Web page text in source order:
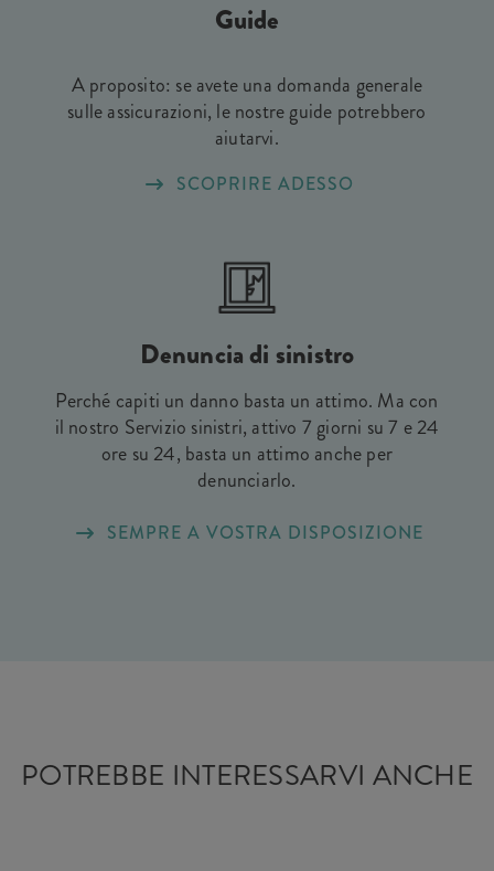
Guide
A proposito: se avete una domanda generale
sulle assicurazioni, le nostre guide potrebbero
aiutarvi.
SCOPRIRE ADESSO
Denuncia di sinistro
Perché capiti un danno basta un attimo. Ma con
il nostro Servizio sinistri, attivo 7 giorni su 7 e 24
ore su 24, basta un attimo anche per
denunciarlo.
SEMPRE A VOSTRA DISPOSIZIONE
POTREBBE INTERESSARVI ANCHE